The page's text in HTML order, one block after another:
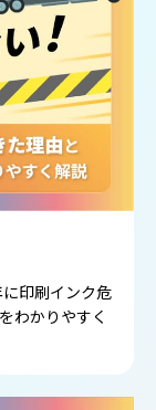
印刷インク危
わかりやすく